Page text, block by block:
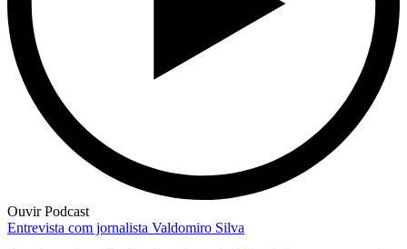
Ouvir Podcast
Entrevista com jornalista Valdomiro Silva